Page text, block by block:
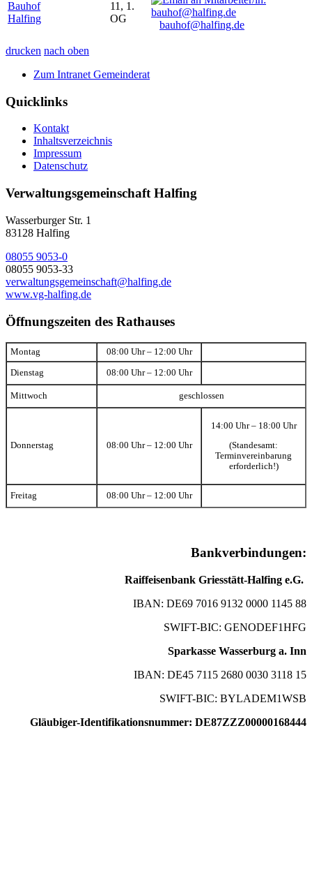
Bauhof
Halfing
11, 1.
OG
bauhof@halfing.de
drucken nach oben
Zum Intranet Gemeinderat
Quicklinks
Kontakt
Inhaltsverzeichnis
Impressum
Datenschutz
Verwaltungsgemeinschaft Halfing
Wasserburger Str. 1
83128 Halfing
08055 9053-0
08055 9053-33
verwaltungsgemeinschaft@halfing.de
www.vg-halfing.de
Öffnungszeiten des Rathauses
Montag 08:00 Uhr – 12:00 Uhr
Dienstag 08:00 Uhr – 12:00 Uhr
Mittwoch geschlossen
Donnerstag 08:00 Uhr – 12:00 Uhr
14:00 Uhr – 18:00 Uhr
(Standesamt:
Terminvereinbarung
erforderlich!)
Freitag 08:00 Uhr – 12:00 Uhr
Bankverbindungen:
Raiffeisenbank Griesstätt-Halfing e.G.
IBAN: DE69 7016 9132 0000 1145 88
SWIFT-BIC: GENODEF1HFG
Sparkasse Wasserburg a. Inn
IBAN: DE45 7115 2680 0030 3118 15
SWIFT-BIC: BYLADEM1WSB
Gläubiger-Identifikationsnummer: DE87ZZZ00000168444